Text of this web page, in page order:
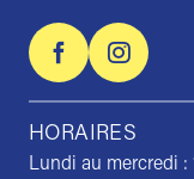
HORAIRES
Lundi au mercredi :